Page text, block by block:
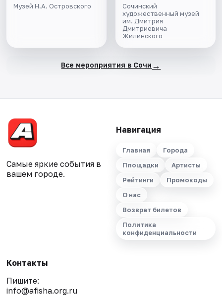
Музей Н.А. Островского
Сочинский
художественный музей
им. Дмитрия
Дмитриевича
Жилинского
Все мероприятия в Сочи →
Самые яркие события в
вашем городе.
Навигация
Главная
Города
Площадки
Артисты
Рейтинги
Промокоды
О нас
Возврат билетов
Политика
конфиденциальности
Контакты
Пишите:
info@afisha.org.ru